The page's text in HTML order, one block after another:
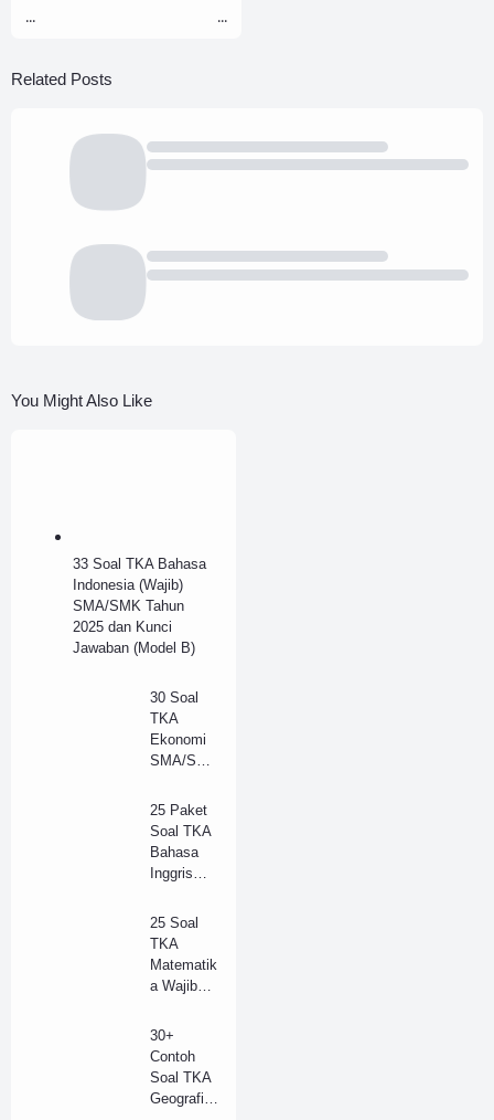
... ...
Related Posts
You Might Also Like
33 Soal TKA Bahasa
Indonesia (Wajib)
SMA/SMK Tahun
2025 dan Kunci
Jawaban (Model B)
30 Soal
TKA
Ekonomi
SMA/SM
2025 dan
Kunci
Jawaban
(B)
25 Paket
Soal TKA
Bahasa
Inggris
SMA/SM
K 2025 +
Kunci
Jawaban
(Model B)
25 Soal
TKA
Matematik
a Wajib
Tahun
2025 +
Kunci
Jawaban
Lengkap
30+
Contoh
Soal TKA
Geografi